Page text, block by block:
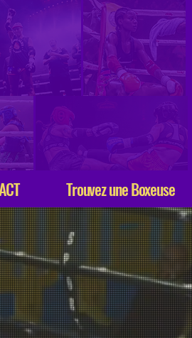
Trouvez une Boxeuse